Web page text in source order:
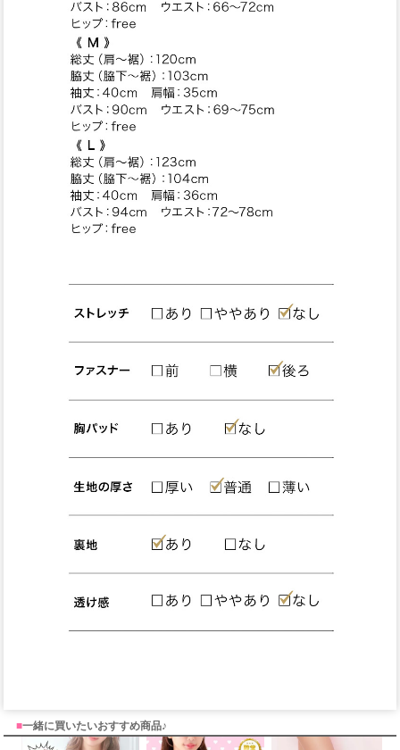
■一緒に買いたいおすすめ商品♪